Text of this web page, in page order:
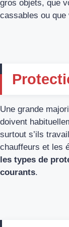
gros objets, que
cassables ou
Une grande
doivent
surtout s’ils
chauffeurs et les
les types de
courants.